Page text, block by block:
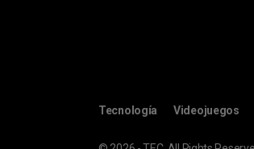
Tecnología Videojuegos